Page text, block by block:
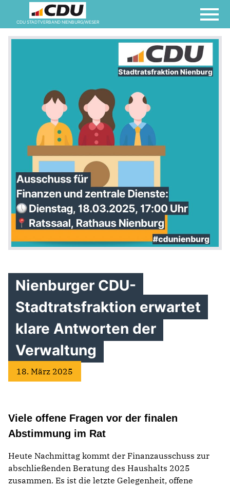
CDU STADTVERBAND NIENBURG/WESER
Nienburger CDU-
Stadtratsfraktion erwartet
klare Antworten der
Verwaltung
18. März 2025
Viele offene Fragen vor der finalen
Abstimmung im Rat
Heute Nachmittag kommt der Finanzausschuss zur
abschließenden Beratung des Haushalts 2025
zusammen. Es ist die letzte Gelegenheit, offene